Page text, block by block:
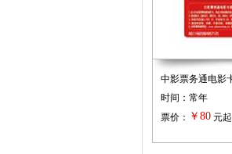
中影票务通电影
时间：常年
票价： ￥80 元起